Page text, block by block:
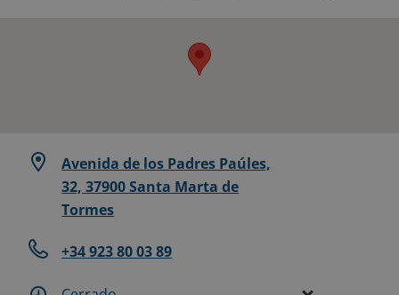
Avenida de los Padres Paúles,
32, 37900 Santa Marta de
Tormes
+34 923 80 03 89